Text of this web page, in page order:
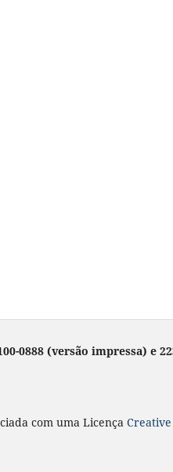
0888 (versão impressa) e
com uma Licença